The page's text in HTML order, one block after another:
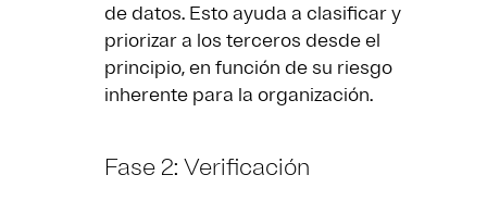
de datos. Esto ayuda a clasificar y
priorizar a los terceros desde el
principio, en función de su riesgo
inherente para la organización.
Fase 2: Verificación